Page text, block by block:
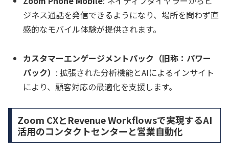
ジネス通話を発信できるようになり、場所を問わず直
感的なモバイル体験が提供されます。
カスタマーエンゲージメントパック（旧称：パワー
パック） : 拡張された分析機能とAIによるインサイト
により、顧客対応の最適化を支援します。
Zoom CXとRevenue Workflowsで実現するAI
活用のコンタクトセンターと営業自動化